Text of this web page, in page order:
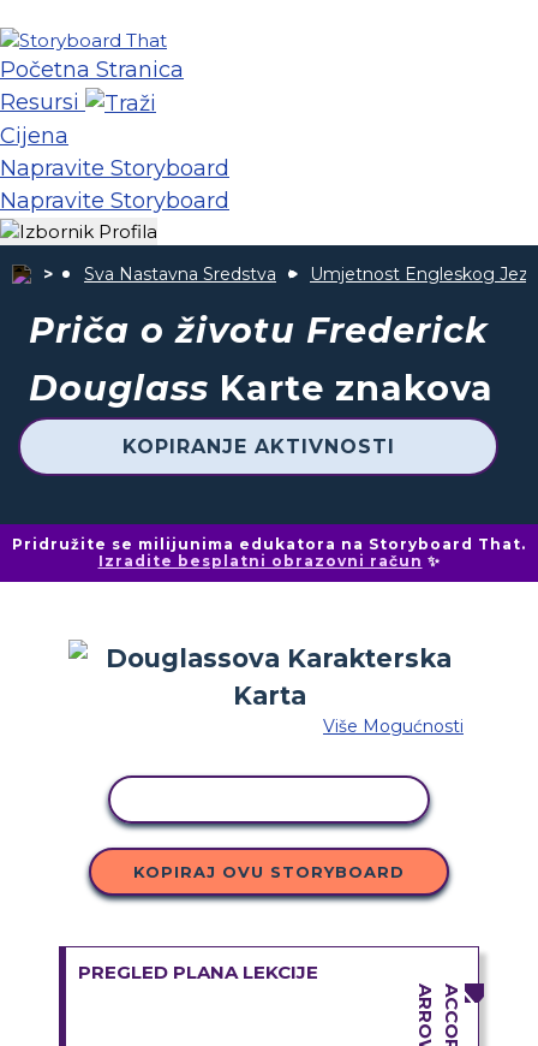
Početna Stranica
Resursi
Cijena
Napravite Storyboard
Napravite Storyboard
Sva Nastavna Sredstva Umjetnost Engleskog
Priča o životu Frederick
Douglass Karte znakova
KOPIRANJE AKTIVNOSTI
Pridružite se milijunima edukatora na Storyboard That.
Izradite besplatni obrazovni račun ✨
Više Mogućnosti
KOPIRAJ OVU STORYBOARD
PREGLED PLANA LEKCIJE